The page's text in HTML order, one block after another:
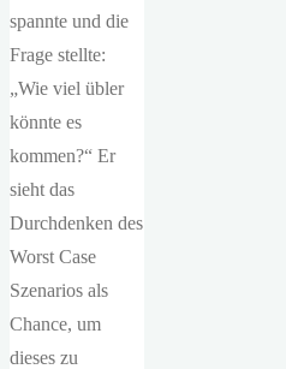
spannte und die
Frage stellte:
„Wie viel übler
könnte es
kommen?“ Er
sieht das
Durchdenken des
Worst Case
Szenarios als
Chance, um
dieses zu